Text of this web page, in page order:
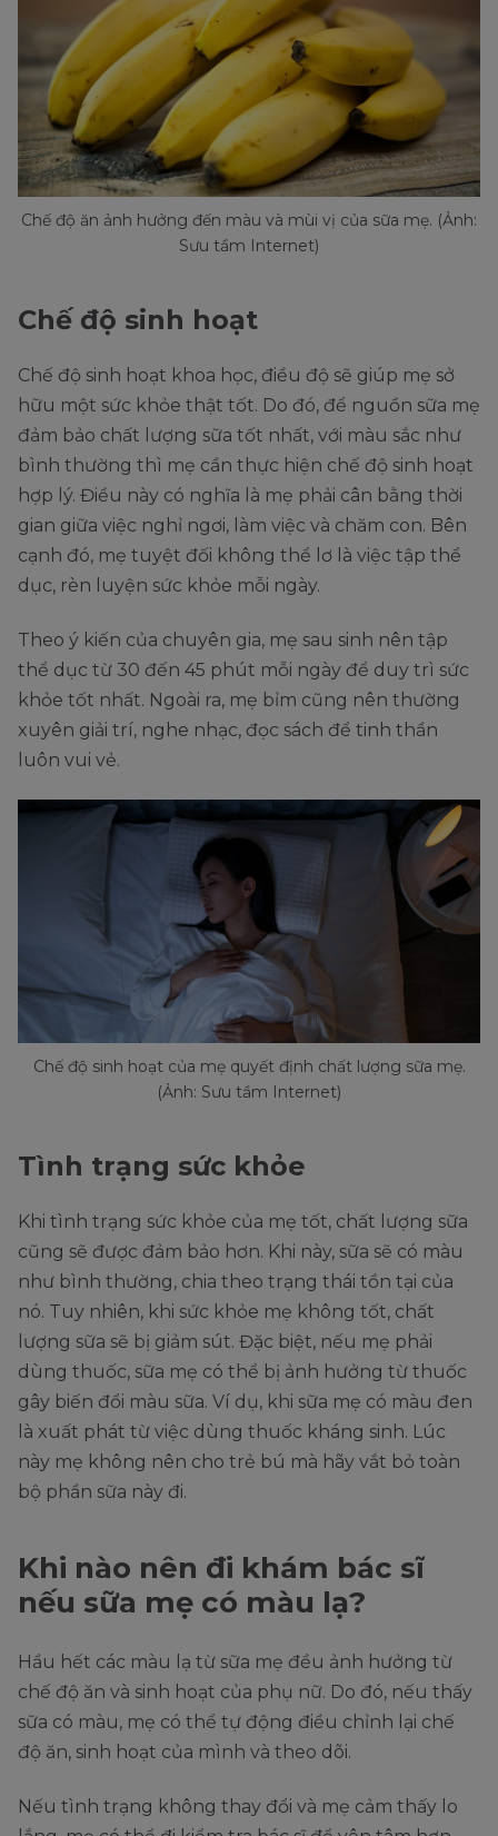
Chế độ ăn ảnh hưởng đến màu và mùi vị của sữa mẹ. (Ảnh:
Sưu tầm Internet)
Chế độ sinh hoạt
Chế độ sinh hoạt khoa học, điều độ sẽ giúp mẹ sở
hữu một sức khỏe thật tốt. Do đó, để nguồn sữa mẹ
đảm bảo chất lượng sữa tốt nhất, với màu sắc như
bình thường thì mẹ cần thực hiện chế độ sinh hoạt
hợp lý. Điều này có nghĩa là mẹ phải cân bằng thời
gian giữa việc nghỉ ngơi, làm việc và chăm con. Bên
cạnh đó, mẹ tuyệt đối không thể lơ là việc tập thể
dục, rèn luyện sức khỏe mỗi ngày.
Theo ý kiến của chuyên gia, mẹ sau sinh nên tập
thể dục từ 30 đến 45 phút mỗi ngày để duy trì sức
khỏe tốt nhất. Ngoài ra, mẹ bỉm cũng nên thường
xuyên giải trí, nghe nhạc, đọc sách để tinh thần
luôn vui vẻ.
Chế độ sinh hoạt của mẹ quyết định chất lượng sữa mẹ.
(Ảnh: Sưu tầm Internet)
Tình trạng sức khỏe
Khi tình trạng sức khỏe của mẹ tốt, chất lượng sữa
cũng sẽ được đảm bảo hơn. Khi này, sữa sẽ có màu
như bình thường, chia theo trạng thái tồn tại của
nó. Tuy nhiên, khi sức khỏe mẹ không tốt, chất
lượng sữa sẽ bị giảm sút. Đặc biệt, nếu mẹ phải
dùng thuốc, sữa mẹ có thể bị ảnh hưởng từ thuốc
gây biến đổi màu sữa. Ví dụ, khi sữa mẹ có màu đen
là xuất phát từ việc dùng thuốc kháng sinh. Lúc
này mẹ không nên cho trẻ bú mà hãy vắt bỏ toàn
bộ phần sữa này đi.
Khi nào nên đi khám bác sĩ
nếu sữa mẹ có màu lạ?
Hầu hết các màu lạ từ sữa mẹ đều ảnh hưởng từ
chế độ ăn và sinh hoạt của phụ nữ. Do đó, nếu thấy
sữa có màu, mẹ có thể tự động điều chỉnh lại chế
độ ăn, sinh hoạt của mình và theo dõi.
Nếu tình trạng không thay đổi và mẹ cảm thấy lo